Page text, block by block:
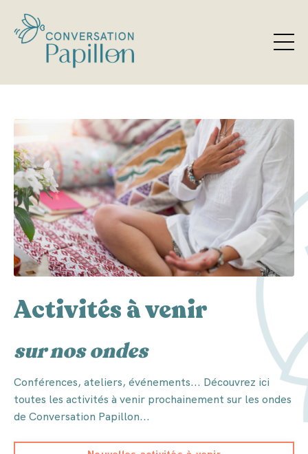
Activités à venir
sur nos ondes
Conférences, ateliers, événements... Découvrez ici
toutes les activités à venir prochainement sur les ondes
de Conversation Papillon...